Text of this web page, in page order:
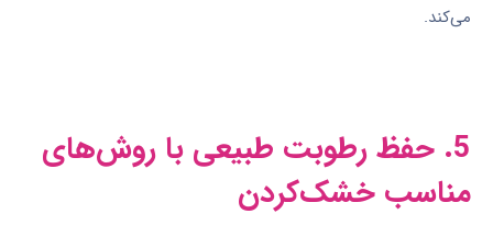
می‌کند.
5. حفظ رطوبت طبیعی با روش‌های
مناسب خشک‌کردن